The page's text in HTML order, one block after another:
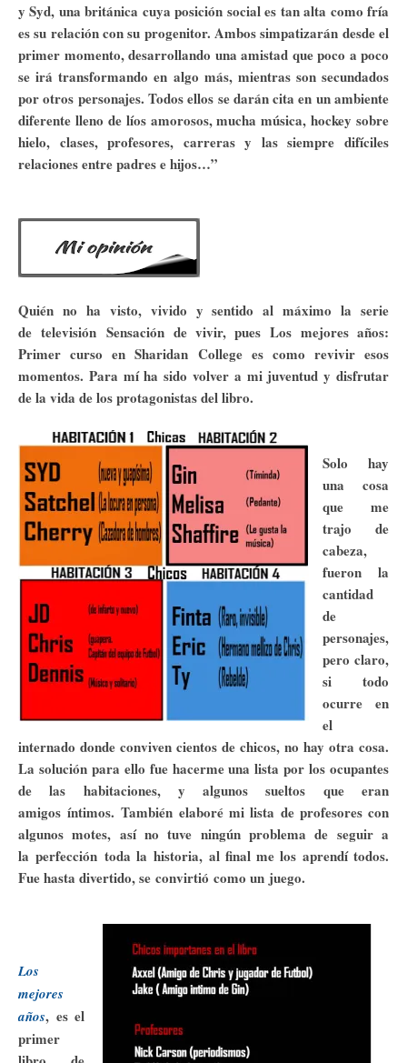
y Syd, una británica cuya posición social es tan alta como fría
es su relación con su progenitor. Ambos simpatizarán desde el
primer momento, desarrollando una amistad que poco a poco
se irá transformando en algo más, mientras son secundados
por otros personajes. Todos ellos se darán cita en un ambiente
diferente lleno de líos amorosos, mucha música, hockey sobre
hielo, clases, profesores, carreras y las siempre difíciles
relaciones entre padres e hijos…”
Quién no ha visto, vivido y sentido al máximo la serie
de televisión Sensación de vivir, pues Los mejores años:
Primer curso en Sharidan College es como revivir esos
momentos. Para mí ha sido volver a mi juventud y disfrutar
de la vida de los protagonistas del libro.
Solo hay
una cosa
que me
trajo de
cabeza,
fueron la
cantidad
de
personajes,
pero claro,
si todo
ocurre en
el
internado donde conviven cientos de chicos, no hay otra cosa.
La solución para ello fue hacerme una lista por los ocupantes
de las habitaciones, y algunos sueltos que eran
amigos íntimos. También elaboré mi lista de profesores con
algunos motes, así no tuve ningún problema de seguir a
la perfección toda la historia, al final me los aprendí todos.
Fue hasta divertido, se convirtió como un juego.
Los
mejores
años, es el
primer